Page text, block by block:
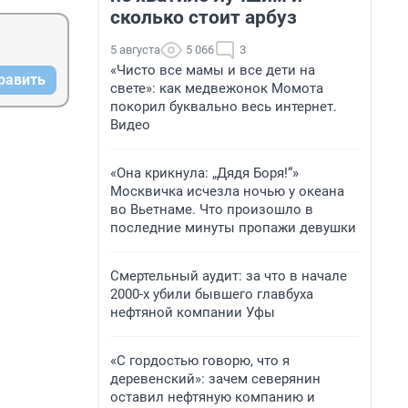
сколько стоит арбуз
5 августа 5 066 3
«Чисто все мамы и все дети на
свете»: как медвежонок Момота
покорил буквально весь интернет.
Видео
«Она крикнула: „Дядя Боря!“»
Москвичка исчезла ночью у океана
во Вьетнаме. Что произошло в
последние минуты пропажи девушки
Смертельный аудит: за что в начале
2000-х убили бывшего главбуха
нефтяной компании Уфы
«С гордостью говорю, что я
деревенский»: зачем северянин
оставил нефтяную компанию и